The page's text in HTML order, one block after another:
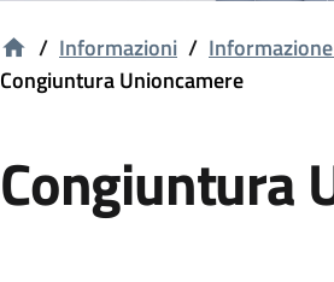
/ Informazioni /
Congiuntura Unioncamere
Congiuntura